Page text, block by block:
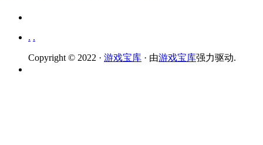
. .
Copyright © 2022 · 游戏宝库 · 由游戏宝库强力驱动.